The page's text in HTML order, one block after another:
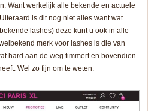
Want werkelijk alle bekende en actuele
is dit nog niet alles want wat
lashes) deze kunt u ook in alle
merk voor lashes is die van
hard aan de weg timmert en bovendien
Wel zo fijn om te weten.